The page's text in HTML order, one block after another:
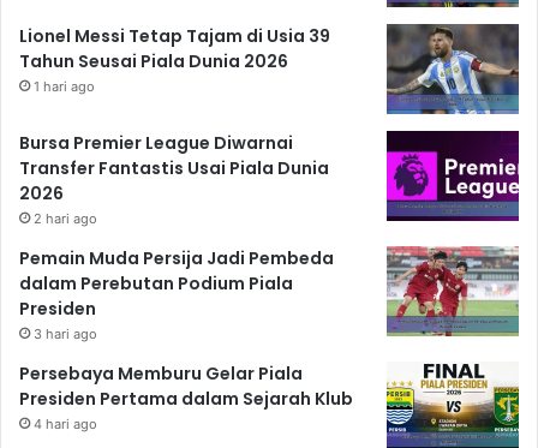
Lionel Messi Tetap Tajam di Usia 39
Tahun Seusai Piala Dunia 2026
1 hari ago
Bursa Premier League Diwarnai
Transfer Fantastis Usai Piala Dunia
2026
2 hari ago
Pemain Muda Persija Jadi Pembeda
dalam Perebutan Podium Piala
Presiden
3 hari ago
Persebaya Memburu Gelar Piala
Presiden Pertama dalam Sejarah Klub
4 hari ago